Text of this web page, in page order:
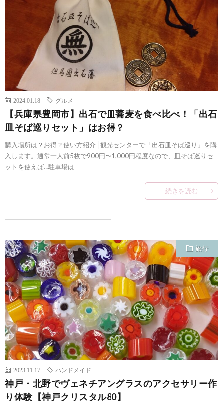
2024.01.18 グルメ
【兵庫県豊岡市】出石で皿蕎麦を食べ比べ！「出石
皿そば巡りセット」はお得？
購入場所は？お得？使い方紹介│観光センターで「出石皿そば巡り」を購
入します。通常一人前5枚で900円〜1,000円程度なので、皿そば巡りセ
ットを使えば…駐車場は
続きを読む
旅行
2023.11.17 ハンドメイド
神戸・北野でヴェネチアングラスのアクセサリー作
り体験【神戸クリスタル80】